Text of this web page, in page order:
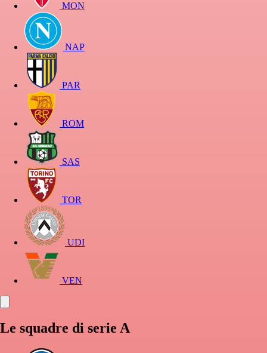
MON
NAP
PAR
ROM
SAS
TOR
UDI
VEN
Le squadre di serie A